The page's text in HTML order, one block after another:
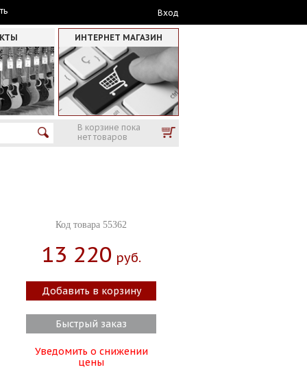
Вход
ИНТЕРНЕТ МАГАЗИН
В корзине пока
нет товаров
Код товара 55362
13 220 Руб.
Добавить в корзину
Быстрый заказ
Уведомить о снижении
цены